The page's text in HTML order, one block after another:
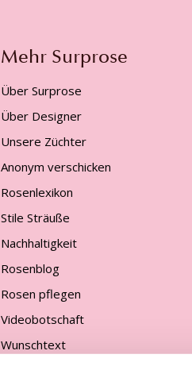
Mehr Surprose
Über Surprose
Über Designer
Unsere Züchter
Anonym verschicken
Rosenlexikon
Stile Sträuße
Nachhaltigkeit
Rosenblog
Rosen pflegen
Videobotschaft
Wunschtext